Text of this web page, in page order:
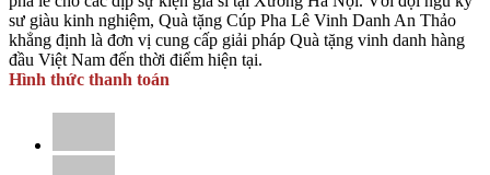
sư giàu kinh nghiệm, Quà tặng Cúp Pha Lê Vinh Danh An Thảo
khẳng định là đơn vị cung cấp giải pháp Quà tặng vinh danh hàng
đầu Việt Nam đến thời điểm hiện tại.
Hình thức thanh toán